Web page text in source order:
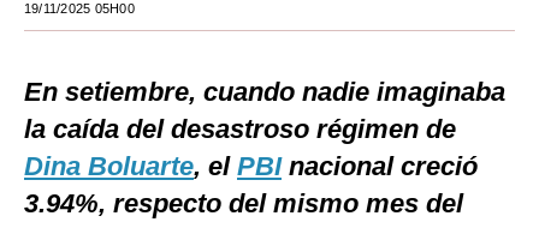
Moda
EEUU
México
19/11/2025 05H00
En setiembre, cuando nadie imaginaba
la caída del desastroso régimen de
Dina Boluarte, el PBInacional creció
3.94%, respecto del mismo mes del